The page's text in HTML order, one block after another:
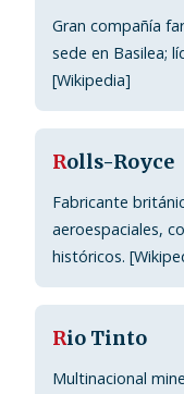
Gran compañía
sede en Basilea;
[Wikipedia]
Rolls-Royce
Fabricante
aeroespaciales,
históricos.
Rio Tinto
Multinacional